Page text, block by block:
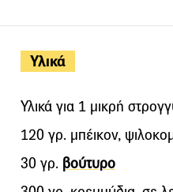
Υλικά
Υλικά για 1 μικρή
120 γρ. μπέικον,
30 γρ. βούτυρο